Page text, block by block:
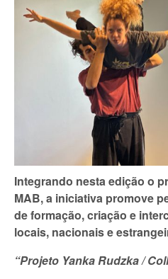
Integrando nesta edição o
MAB, a iniciativa promove
de formação, criação e
locais, nacionais e
“Projeto Yanka Rudzka /